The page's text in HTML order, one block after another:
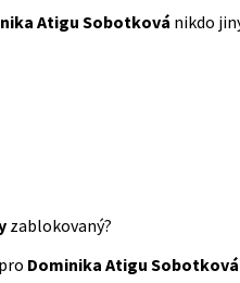
Atigu Sobotková nikdo
zablokovaný?
Dominika Atigu Sobotková